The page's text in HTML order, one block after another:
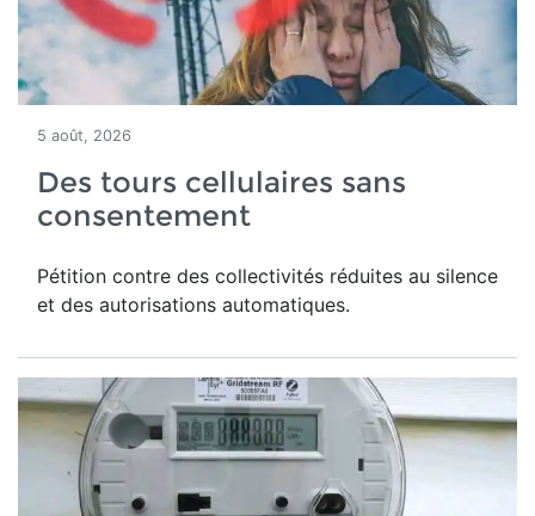
5 août, 2026
Des tours cellulaires sans
consentement
Pétition contre des collectivités réduites au silence
et des autorisations automatiques.